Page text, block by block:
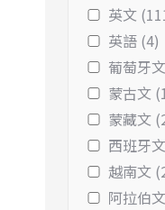
英文
英語 (4)
葡萄牙
蒙古文
蒙藏文
西班牙
越南文
阿拉伯